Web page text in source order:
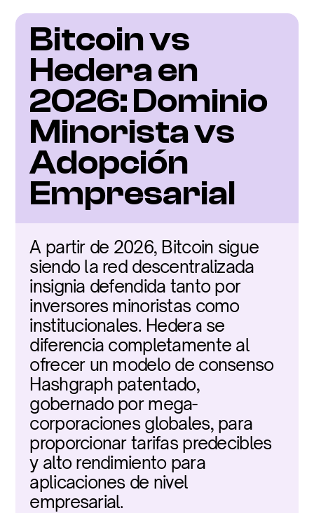
Bitcoin vs
Hedera en
2026: Dominio
Minorista vs
Adopción
Empresarial
A partir de 2026, Bitcoin sigue
siendo la red descentralizada
insignia defendida tanto por
inversores minoristas como
institucionales. Hedera se
diferencia completamente al
ofrecer un modelo de consenso
Hashgraph patentado,
gobernado por mega-
corporaciones globales, para
proporcionar tarifas predecibles
y alto rendimiento para
aplicaciones de nivel
empresarial.